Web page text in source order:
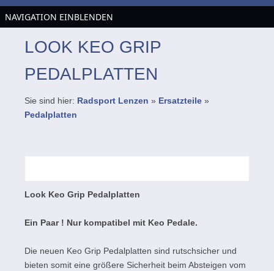
NAVIGATION EINBLENDEN
LOOK KEO GRIP
PEDALPLATTEN
Sie sind hier: Radsport Lenzen » Ersatzteile »
Pedalplatten
Look Keo Grip Pedalplatten
Ein Paar ! Nur kompatibel mit Keo Pedale.
Die neuen Keo Grip Pedalplatten sind rutschsicher und
bieten somit eine größere Sicherheit beim Absteigen vom